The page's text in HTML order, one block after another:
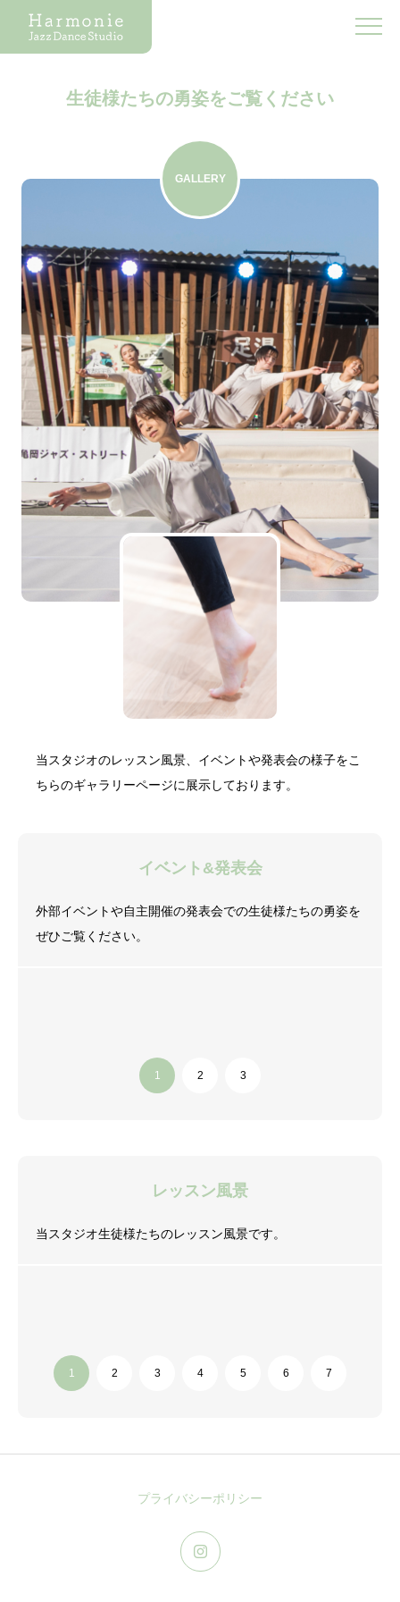
生徒様たちの勇姿をご覧ください
GALLERY
当スタジオのレッスン風景、イベントや発表会の様子をこ
ちらのギャラリーページに展示しております。
イベント&発表会
外部イベントや自主開催の発表会での生徒様たちの勇姿を
ぜひご覧ください。
レッスン風景
当スタジオ生徒様たちのレッスン風景です。
プライバシーポリシー